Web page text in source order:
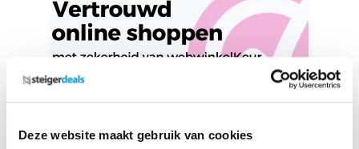
Deze website maakt gebruik van cookies